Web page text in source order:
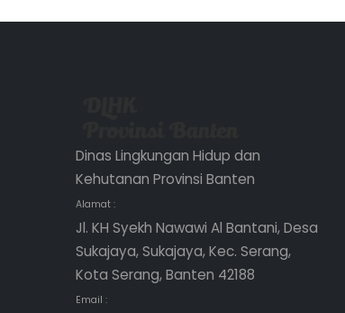
Dinas Lingkungan Hidup dan
Kehutanan Provinsi Banten
Alamat :
Jl. KH Syekh Nawawi Al Bantani, Desa
Sukajaya, Sukajaya, Kec. Serang,
Kota Serang, Banten 42188
Email :